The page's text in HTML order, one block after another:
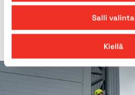
Salli valinta
Kiellä